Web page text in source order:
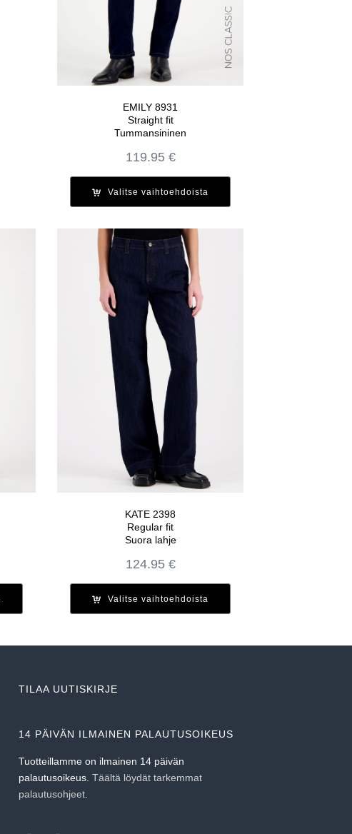
EMILY 8931
Straight fit
Tummansininen
119.95 €
Valitse vaihtoehdoista
KATE 2398
Regular fit
Suora lahje
124.95 €
Valitse vaihtoehdoista
TILAA UUTISKIRJE
14 PÄIVÄN ILMAINEN PALAUTUSOIKEUS
Tuotteillamme on ilmainen 14 päivän
palautusoikeus.Täältä löydät tarkemmat
palautusohjeet